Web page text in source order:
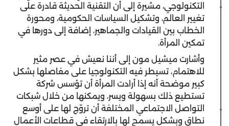
التكنولوجي، مشيرة إلى أن التقنية الحديثة قادرة على
تغيير العالم، وتشكيل السياسات الحكومية، ومحورة
الخطاب بين القيادات والجماهير، إضافة إلى دورها في
تمكين المرأة.
وأشارت ميشيل مون إلى أننا نعيش في عصر مثير
للاهتمام، تسيطر فيه التكنولوجيا على مفاصلها بشكل
كبير موضحة أنه إذا أرادت المرأة أن تؤسس شركة
تستطيع ذلك بسهولة ويسر، ويمكنها من خلال شبكات
التواصل الاجتماعي المختلفة أن تروّج لها على أوسع
نطاق وبشكل يسمح لها بالارتقاء في قطاعات الأعمال